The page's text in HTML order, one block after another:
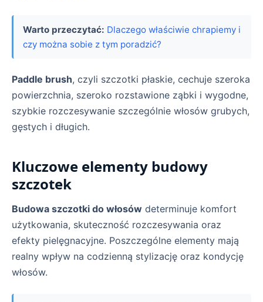
Warto przeczytać: Dlaczego właściwie chrapiemy i
czy można sobie z tym poradzić?
Paddle brush, czyli szczotki płaskie, cechuje szeroka
powierzchnia, szeroko rozstawione ząbki i wygodne,
szybkie rozczesywanie szczególnie włosów grubych,
gęstych i długich.
Kluczowe elementy budowy
szczotek
Budowa szczotki do włosów determinuje komfort
użytkowania, skuteczność rozczesywania oraz
efekty pielęgnacyjne. Poszczególne elementy mają
realny wpływ na codzienną stylizację oraz kondycję
włosów.